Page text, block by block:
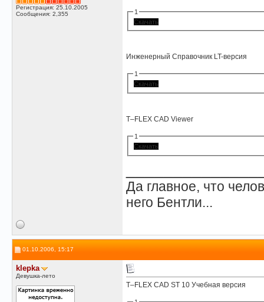
Регистрация: 25.10.2005
Сообщения: 2,355
1
Скачать
Инженерный Справочник LT-версия
1
Скачать
T–FLEX CAD Viewer
1
Скачать
Да главное, что
него Бентли...
01.10.2006, 15:17
klepka
Девушка-лето
T–FLEX CAD ST 10 Учебная версия